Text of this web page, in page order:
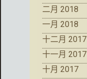
二月 2018
一月 2018
十二月 2017
十一月 2017
十月 2017